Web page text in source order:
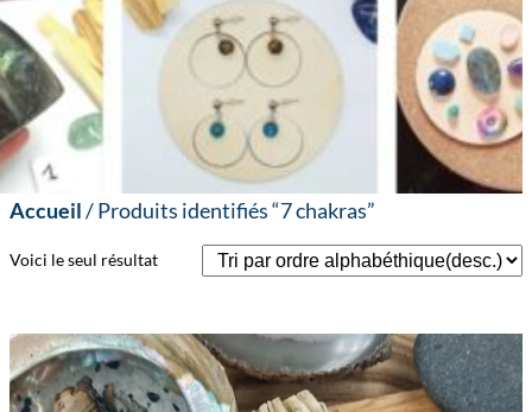
Accueil/ Produits identifiés “7 chakras”
Voici le seul résultat